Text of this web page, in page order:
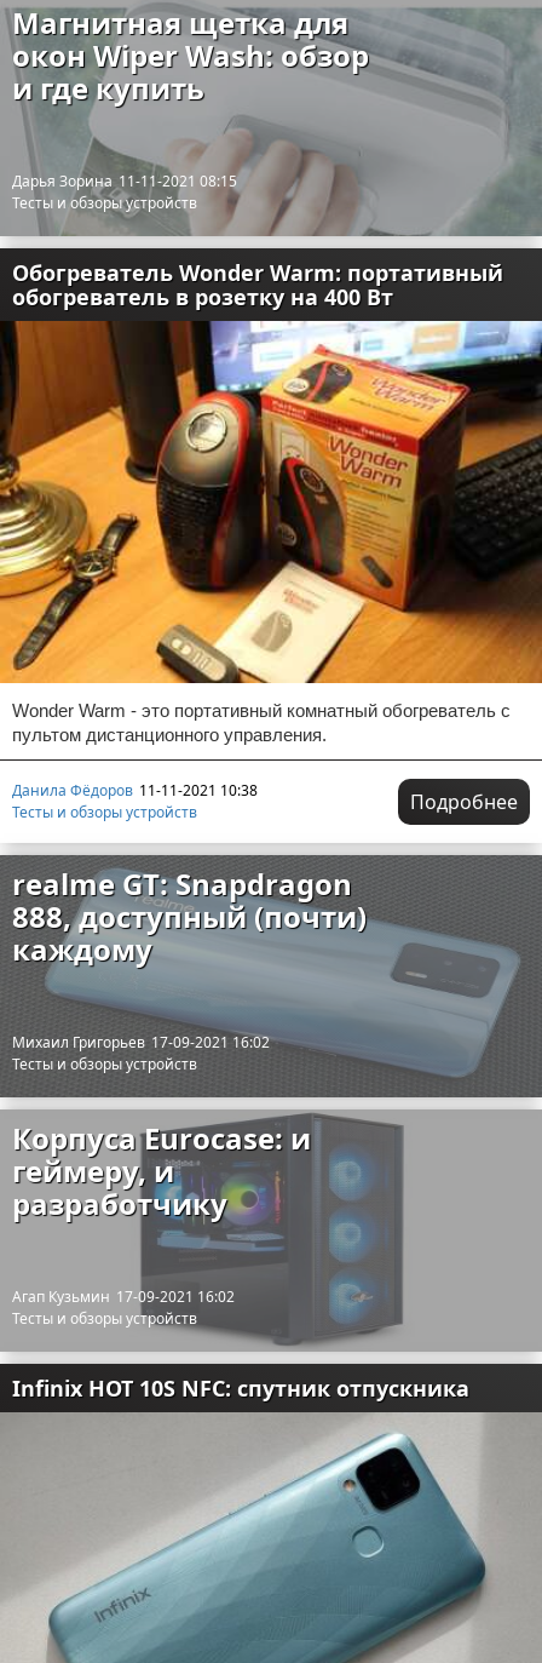
Магнитная щетка для
окон Wiper Wash: обзор
и где купить
Дарья Зорина 11-11-2021 08:15
Тесты и обзоры устройств
Обогреватель Wonder Warm: портативный
обогреватель в розетку на 400 Вт
Wonder Warm - это портативный комнатный обогреватель с
пультом дистанционного управления.
Данила Фёдоров 11-11-2021 10:38
Тесты и обзоры устройств
Подробнее
realme GT: Snapdragon
888, доступный (почти)
каждому
Михаил Григорьев 17-09-2021 16:02
Тесты и обзоры устройств
Корпуса Eurocase: и
геймеру, и
разработчику
Агап Кузьмин 17-09-2021 16:02
Тесты и обзоры устройств
Infinix HOT 10S NFC: спутник отпускника